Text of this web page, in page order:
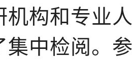
机构和专业
集中检阅。